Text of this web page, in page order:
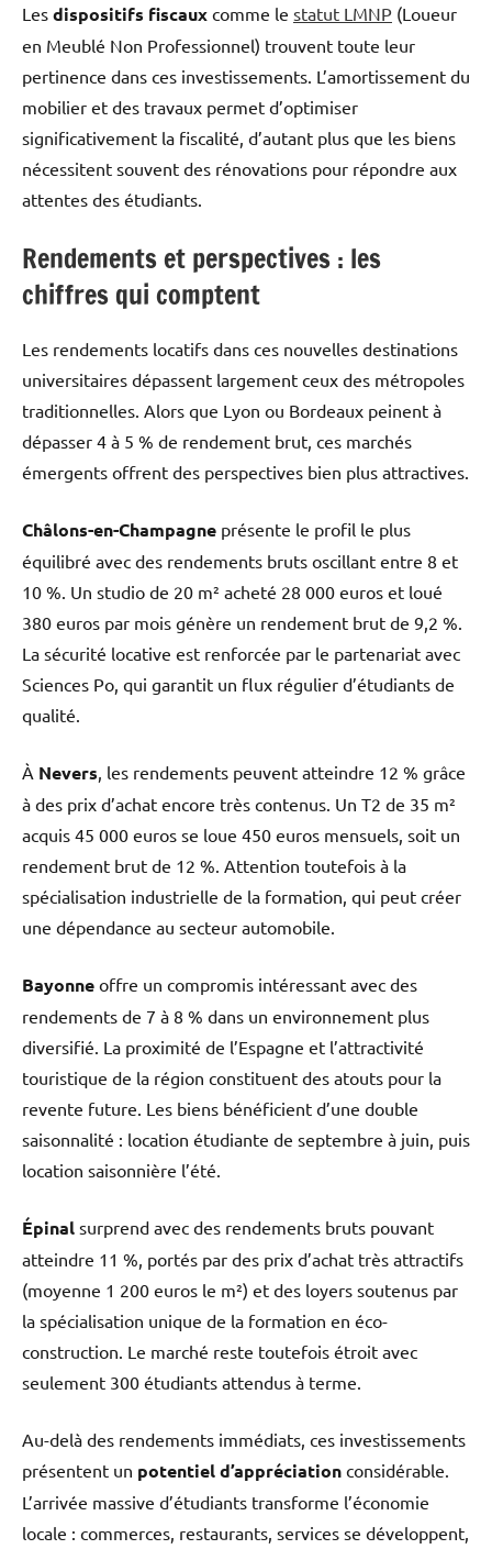
Les dispositifs fiscaux comme le statut LMNP (Loueur
en Meublé Non Professionnel) trouvent toute leur
pertinence dans ces investissements. L’amortissement du
mobilier et des travaux permet d’optimiser
significativement la fiscalité, d’autant plus que les biens
nécessitent souvent des rénovations pour répondre aux
attentes des étudiants.
Rendements et perspectives : les
chiffres qui comptent
Les rendements locatifs dans ces nouvelles destinations
universitaires dépassent largement ceux des métropoles
traditionnelles. Alors que Lyon ou Bordeaux peinent à
dépasser 4 à 5 % de rendement brut, ces marchés
émergents offrent des perspectives bien plus attractives.
Châlons-en-Champagne présente le profil le plus
équilibré avec des rendements bruts oscillant entre 8 et
10 %. Un studio de 20 m² acheté 28 000 euros et loué
380 euros par mois génère un rendement brut de 9,2 %.
La sécurité locative est renforcée par le partenariat avec
Sciences Po, qui garantit un flux régulier d’étudiants de
qualité.
À Nevers , les rendements peuvent atteindre 12 % grâce
à des prix d’achat encore très contenus. Un T2 de 35 m²
acquis 45 000 euros se loue 450 euros mensuels, soit un
rendement brut de 12 %. Attention toutefois à la
spécialisation industrielle de la formation, qui peut créer
une dépendance au secteur automobile.
Bayonne offre un compromis intéressant avec des
rendements de 7 à 8 % dans un environnement plus
diversifié. La proximité de l’Espagne et l’attractivité
touristique de la région constituent des atouts pour la
revente future. Les biens bénéficient d’une double
saisonnalité : location étudiante de septembre à juin, puis
location saisonnière l’été.
Épinal surprend avec des rendements bruts pouvant
atteindre 11 %, portés par des prix d’achat très attractifs
(moyenne 1 200 euros le m²) et des loyers soutenus par
la spécialisation unique de la formation en éco-
construction. Le marché reste toutefois étroit avec
seulement 300 étudiants attendus à terme.
Au-delà des rendements immédiats, ces investissements
présentent un potentiel d’appréciation considérable.
L’arrivée massive d’étudiants transforme l’économie
locale : commerces, restaurants, services se développent,